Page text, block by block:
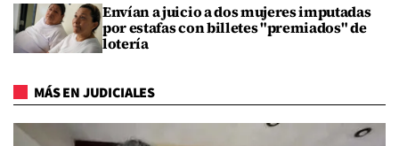
Envían a juicio a dos mujeres imputadas
por estafas con billetes "premiados" de
lotería
MÁS EN JUDICIALES